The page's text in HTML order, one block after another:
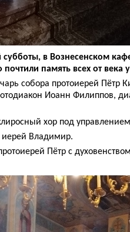
в Вознесенском
память всех от века
собора протоиерей
Иоанн Филиппов,
хор под
иерей Владимир.
Пётр с